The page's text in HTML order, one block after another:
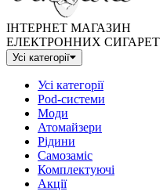
ІНТЕРНЕТ МАГАЗИН
ЕЛЕКТРОННИХ СИГАРЕТ
Усі категорії
Усі категорії
Pod-системи
Моди
Атомайзери
Рідини
Самозаміс
Комплектуючі
Акції